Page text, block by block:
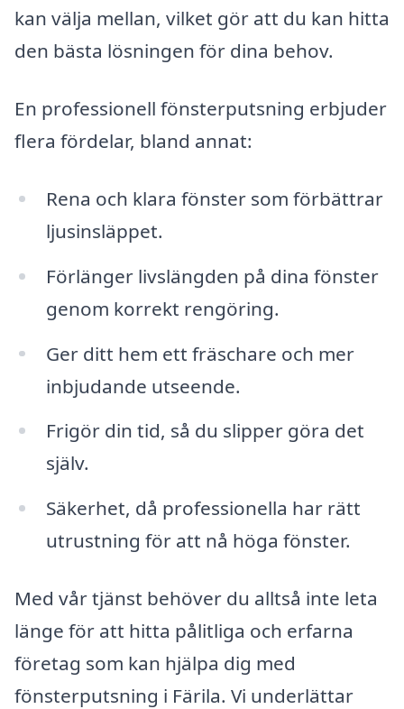
kan välja mellan, vilket gör att du kan hitta
den bästa lösningen för dina behov.
En professionell fönsterputsning erbjuder
flera fördelar, bland annat:
Rena och klara fönster som förbättrar
ljusinsläppet.
Förlänger livslängden på dina fönster
genom korrekt rengöring.
Ger ditt hem ett fräschare och mer
inbjudande utseende.
Frigör din tid, så du slipper göra det
själv.
Säkerhet, då professionella har rätt
utrustning för att nå höga fönster.
Med vår tjänst behöver du alltså inte leta
länge för att hitta pålitliga och erfarna
företag som kan hjälpa dig med
fönsterputsning i Färila. Vi underlättar